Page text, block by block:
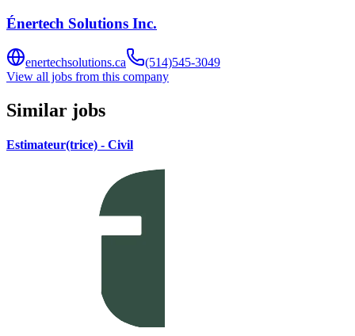
Énertech Solutions Inc.
enertechsolutions.ca
(514)545-3049
View all jobs from this company
Similar jobs
Estimateur(trice) - Civil